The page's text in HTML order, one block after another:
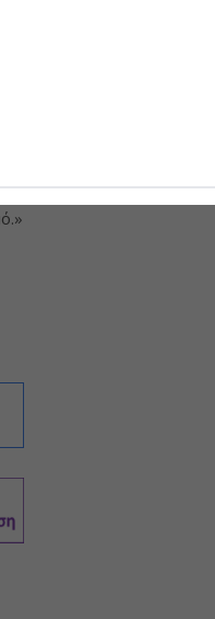
μετά να
παίρνουμε τώρα
ώστε στο 1ο
των πρόδρομων
την εξυγίανση του
βεβαίως και αυτό
εξέλιξη, και στο